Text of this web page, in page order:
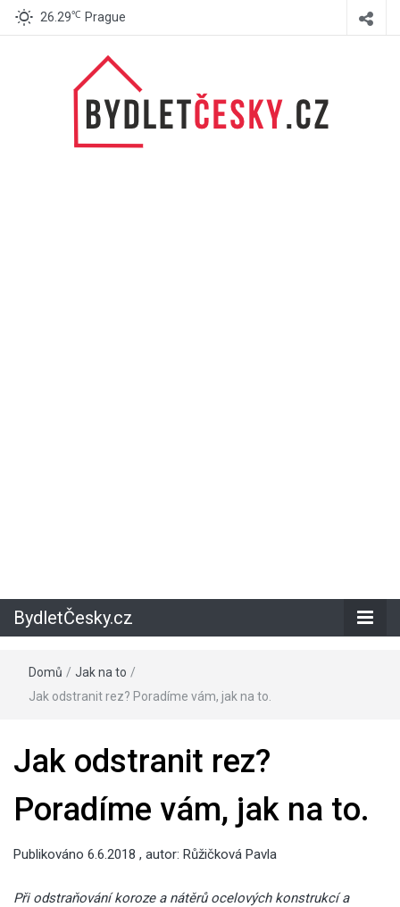
26.29℃ Prague
BydletČesky.cz
Domů / Jak na to /
Jak odstranit rez? Poradíme vám, jak na to.
Jak odstranit rez?
Poradíme vám, jak na to.
Publikováno 6.6.2018 , autor: Růžičková Pavla
Při odstraňování koroze a nátěrů ocelových konstrukcí a